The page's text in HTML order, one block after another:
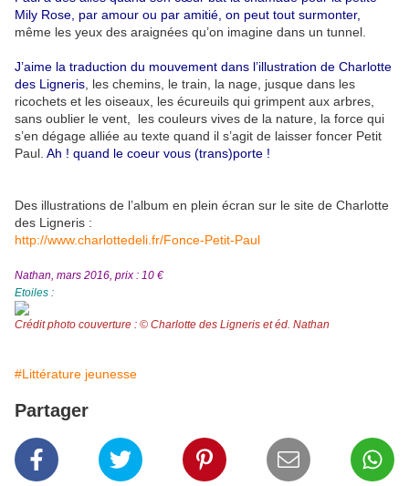
Mily Rose, par amour ou par amitié, on peut tout surmonter,
même les yeux des araignées qu’on imagine dans un tunnel.
J’aime la traduction du mouvement dans l’illustration de Charlotte
des Ligneris , les chemins, le train, la nage, jusque dans les
ricochets et les oiseaux, les écureuils qui grimpent aux arbres,
sans oublier le vent, les couleurs vives de la nature, la force qui
s’en dégage alliée au texte quand il s’agit de laisser foncer Petit
Paul. Ah ! quand le coeur vous (trans)porte !
Des illustrations de l’album en plein écran sur le site de Charlotte
des Ligneris :
http://www.charlottedeli.fr/Fonce-Petit-Paul
Nathan, mars 2016, prix : 10 €
Etoiles :
Crédit photo couverture : © Charlotte des Ligneris et éd. Nathan
#Littérature jeunesse
Partager